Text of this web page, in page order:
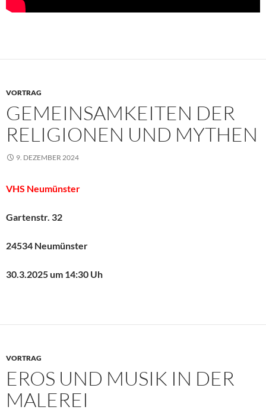
VORTRAG
GEMEINSAMKEITEN DER
RELIGIONEN UND MYTHEN
9. DEZEMBER 2024
VHS Neumünster
Gartenstr. 32
24534 Neumünster
30.3.2025 um 14:30 Uh
VORTRAG
EROS UND MUSIK IN DER
MALEREI